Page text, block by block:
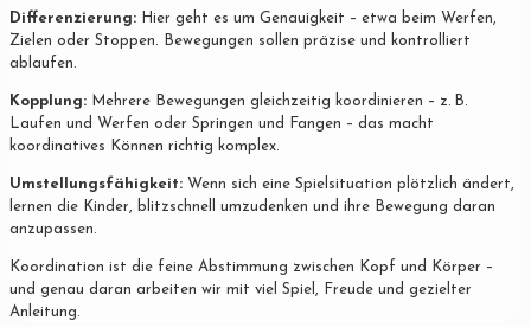
Differenzierung: Hier geht es um Genauigkeit – etwa beim Werfen,
Zielen oder Stoppen. Bewegungen sollen präzise und kontrolliert
ablaufen.
Kopplung: Mehrere Bewegungen gleichzeitig koordinieren – z. B.
Laufen und Werfen oder Springen und Fangen – das macht
koordinatives Können richtig komplex.
Umstellungsfähigkeit: Wenn sich eine Spielsituation plötzlich ändert,
lernen die Kinder, blitzschnell umzudenken und ihre Bewegung daran
anzupassen.
Koordination ist die feine Abstimmung zwischen Kopf und Körper –
und genau daran arbeiten wir mit viel Spiel, Freude und gezielter
Anleitung.